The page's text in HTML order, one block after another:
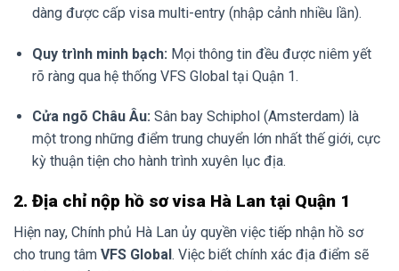
dàng được cấp visa multi-entry (nhập cảnh nhiều lần).
Quy trình minh bạch: Mọi thông tin đều được niêm yết
rõ ràng qua hệ thống VFS Global tại Quận 1.
Cửa ngõ Châu Âu: Sân bay Schiphol (Amsterdam) là
một trong những điểm trung chuyển lớn nhất thế giới, cực
kỳ thuận tiện cho hành trình xuyên lục địa.
2. Địa chỉ nộp hồ sơ visa Hà Lan tại Quận 1
Hiện nay, Chính phủ Hà Lan ủy quyền việc tiếp nhận hồ sơ
cho trung tâm VFS Global. Việc biết chính xác địa điểm sẽ